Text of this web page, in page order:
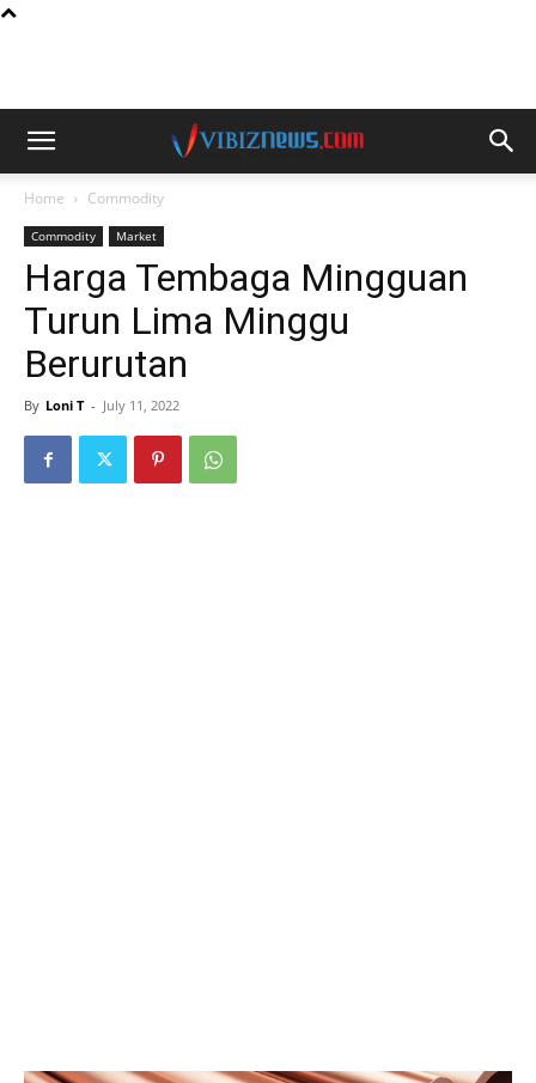
Home Commodity
Commodity Market
Harga Tembaga Mingguan
Turun Lima Minggu
Berurutan
By Loni T - July 11, 2022